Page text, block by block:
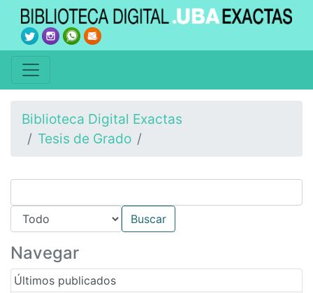
Biblioteca Digital Exactas
Tesis de Grado
Navegar
Últimos publicados